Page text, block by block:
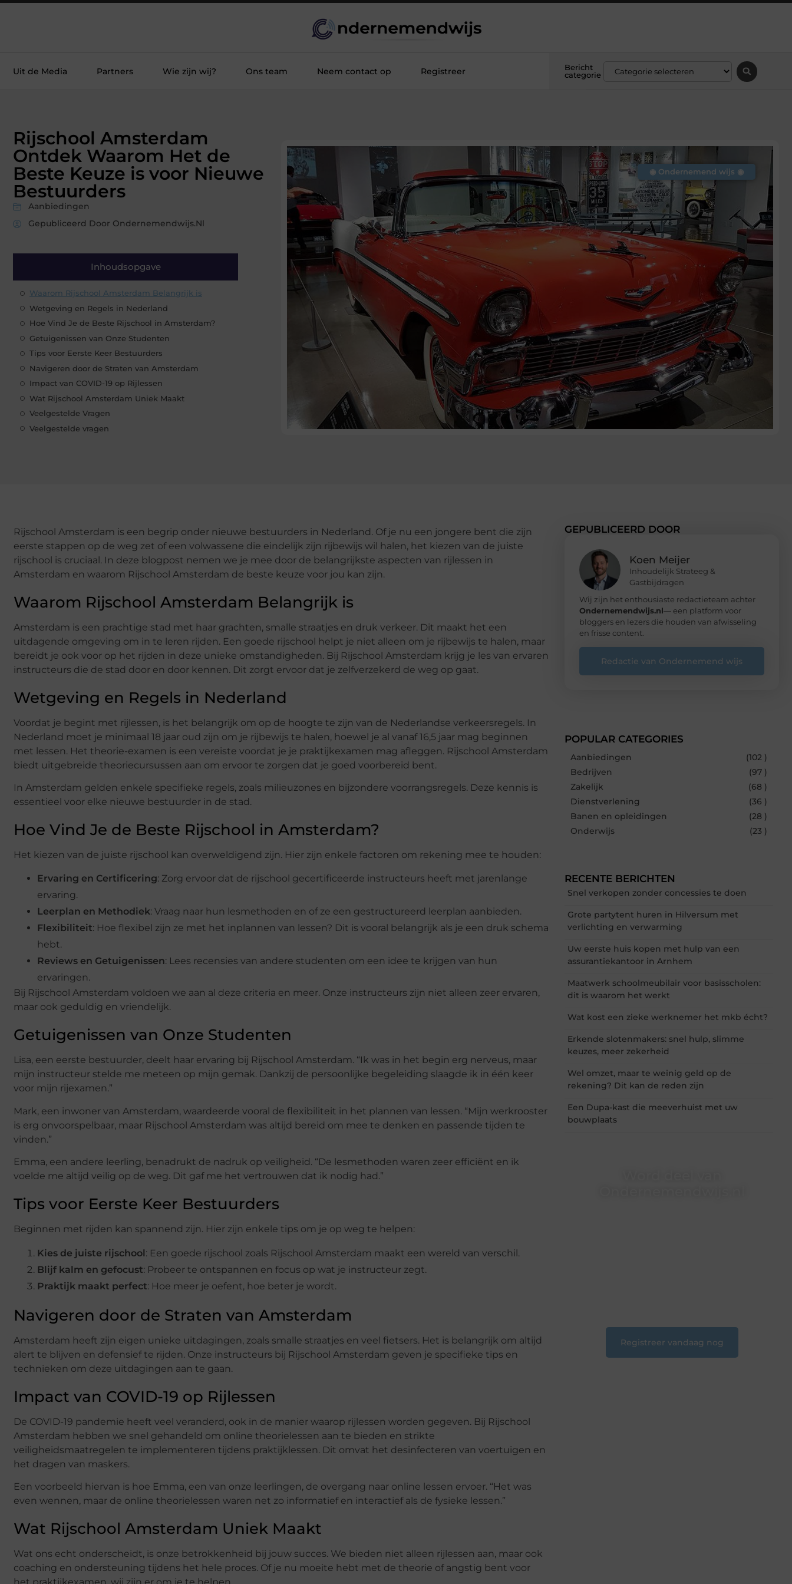
Uit de Media Partners Wie zijn wij? Ons team Neem contact op Registreer
Bericht
categorie
Rijschool Amsterdam
Ontdek Waarom Het de
Beste Keuze is voor Nieuwe
Bestuurders
Aanbiedingen
Gepubliceerd Door Ondernemendwijs.nl
Inhoudsopgave
Waarom Rijschool Amsterdam Belangrijk is
Wetgeving en Regels in Nederland
Hoe Vind Je de Beste Rijschool in Amsterdam?
Getuigenissen van Onze Studenten
Tips voor Eerste Keer Bestuurders
Navigeren door de Straten van Amsterdam
Impact van COVID-19 op Rijlessen
Wat Rijschool Amsterdam Uniek Maakt
Veelgestelde Vragen
Veelgestelde vragen
◉ Ondernemend wijs ◉
Rijschool Amsterdam is een begrip onder nieuwe bestuurders in Nederland. Of je nu een jongere bent die zijn
eerste stappen op de weg zet of een volwassene die eindelijk zijn rijbewijs wil halen, het kiezen van de juiste
rijschool is cruciaal. In deze blogpost nemen we je mee door de belangrijkste aspecten van rijlessen in
Amsterdam en waarom Rijschool Amsterdam de beste keuze voor jou kan zijn.
Waarom Rijschool Amsterdam Belangrijk is
Amsterdam is een prachtige stad met haar grachten, smalle straatjes en druk verkeer. Dit maakt het een
uitdagende omgeving om in te leren rijden. Een goede rijschool helpt je niet alleen om je rijbewijs te halen, maar
bereidt je ook voor op het rijden in deze unieke omstandigheden. Bij Rijschool Amsterdam krijg je les van ervaren
instructeurs die de stad door en door kennen. Dit zorgt ervoor dat je zelfverzekerd de weg op gaat.
Wetgeving en Regels in Nederland
Voordat je begint met rijlessen, is het belangrijk om op de hoogte te zijn van de Nederlandse verkeersregels. In
Nederland moet je minimaal 18 jaar oud zijn om je rijbewijs te halen, hoewel je al vanaf 16,5 jaar mag beginnen
met lessen. Het theorie-examen is een vereiste voordat je je praktijkexamen mag afleggen. Rijschool Amsterdam
biedt uitgebreide theoriecursussen aan om ervoor te zorgen dat je goed voorbereid bent.
In Amsterdam gelden enkele specifieke regels, zoals milieuzones en bijzondere voorrangsregels. Deze kennis is
essentieel voor elke nieuwe bestuurder in de stad.
Hoe Vind Je de Beste Rijschool in Amsterdam?
Het kiezen van de juiste rijschool kan overweldigend zijn. Hier zijn enkele factoren om rekening mee te houden:
Ervaring en Certificering: Zorg ervoor dat de rijschool gecertificeerde instructeurs heeft met jarenlange
ervaring.
Leerplan en Methodiek: Vraag naar hun lesmethoden en of ze een gestructureerd leerplan aanbieden.
Flexibiliteit: Hoe flexibel zijn ze met het inplannen van lessen? Dit is vooral belangrijk als je een druk schema
hebt.
Reviews en Getuigenissen: Lees recensies van andere studenten om een idee te krijgen van hun
ervaringen.
Bij Rijschool Amsterdam voldoen we aan al deze criteria en meer. Onze instructeurs zijn niet alleen zeer ervaren,
maar ook geduldig en vriendelijk.
Getuigenissen van Onze Studenten
Lisa, een eerste bestuurder, deelt haar ervaring bij Rijschool Amsterdam. “Ik was in het begin erg nerveus, maar
mijn instructeur stelde me meteen op mijn gemak. Dankzij de persoonlijke begeleiding slaagde ik in één keer
voor mijn rijexamen.”
Mark, een inwoner van Amsterdam, waardeerde vooral de flexibiliteit in het plannen van lessen. “Mijn werkrooster
is erg onvoorspelbaar, maar Rijschool Amsterdam was altijd bereid om mee te denken en passende tijden te
vinden.”
Emma, een andere leerling, benadrukt de nadruk op veiligheid. “De lesmethoden waren zeer efficiënt en ik
voelde me altijd veilig op de weg. Dit gaf me het vertrouwen dat ik nodig had.”
Tips voor Eerste Keer Bestuurders
Beginnen met rijden kan spannend zijn. Hier zijn enkele tips om je op weg te helpen:
Kies de juiste rijschool: Een goede rijschool zoals Rijschool Amsterdam maakt een wereld van verschil.
Blijf kalm en gefocust: Probeer te ontspannen en focus op wat je instructeur zegt.
Praktijk maakt perfect: Hoe meer je oefent, hoe beter je wordt.
Navigeren door de Straten van Amsterdam
Amsterdam heeft zijn eigen unieke uitdagingen, zoals smalle straatjes en veel fietsers. Het is belangrijk om altijd
alert te blijven en defensief te rijden. Onze instructeurs bij Rijschool Amsterdam geven je specifieke tips en
technieken om deze uitdagingen aan te gaan.
Impact van COVID-19 op Rijlessen
De COVID-19 pandemie heeft veel veranderd, ook in de manier waarop rijlessen worden gegeven. Bij Rijschool
Amsterdam hebben we snel gehandeld om online theorielessen aan te bieden en strikte
veiligheidsmaatregelen te implementeren tijdens praktijklessen. Dit omvat het desinfecteren van voertuigen en
het dragen van maskers.
Een voorbeeld hiervan is hoe Emma, een van onze leerlingen, de overgang naar online lessen ervoer. “Het was
even wennen, maar de online theorielessen waren net zo informatief en interactief als de fysieke lessen.”
Wat Rijschool Amsterdam Uniek Maakt
Wat ons echt onderscheidt, is onze betrokkenheid bij jouw succes. We bieden niet alleen rijlessen aan, maar ook
coaching en ondersteuning tijdens het hele proces. Of je nu moeite hebt met de theorie of angstig bent voor
GEPUBLICEERD DOOR
Koen Meijer
Inhoudelijk Strateeg &
Gastbijdragen
Wij zijn het enthousiaste redactieteam achter
Ondernemendwijs.nl— een platform voor
bloggers en lezers die houden van afwisseling
en frisse content.
Redactie van Ondernemend wijs
POPULAR CATEGORIES
Aanbiedingen
(102 )
Bedrijven
(97 )
Zakelijk
(68 )
Dienstverlening
(36 )
Banen en opleidingen
(28 )
Onderwijs
(23 )
RECENTE BERICHTEN
Snel verkopen zonder concessies te doen
Grote partytent huren in Hilversum met
verlichting en verwarming
Uw eerste huis kopen met hulp van een
assurantiekantoor in Arnhem
Maatwerk schoolmeubilair voor basisscholen:
dit is waarom het werkt
Wat kost een zieke werknemer het mkb écht?
Erkende slotenmakers: snel hulp, slimme
keuzes, meer zekerheid
Wel omzet, maar te weinig geld op de
rekening? Dit kan de reden zijn
Een Dupa-kast die meeverhuist met uw
bouwplaats
Registreer vandaag nog